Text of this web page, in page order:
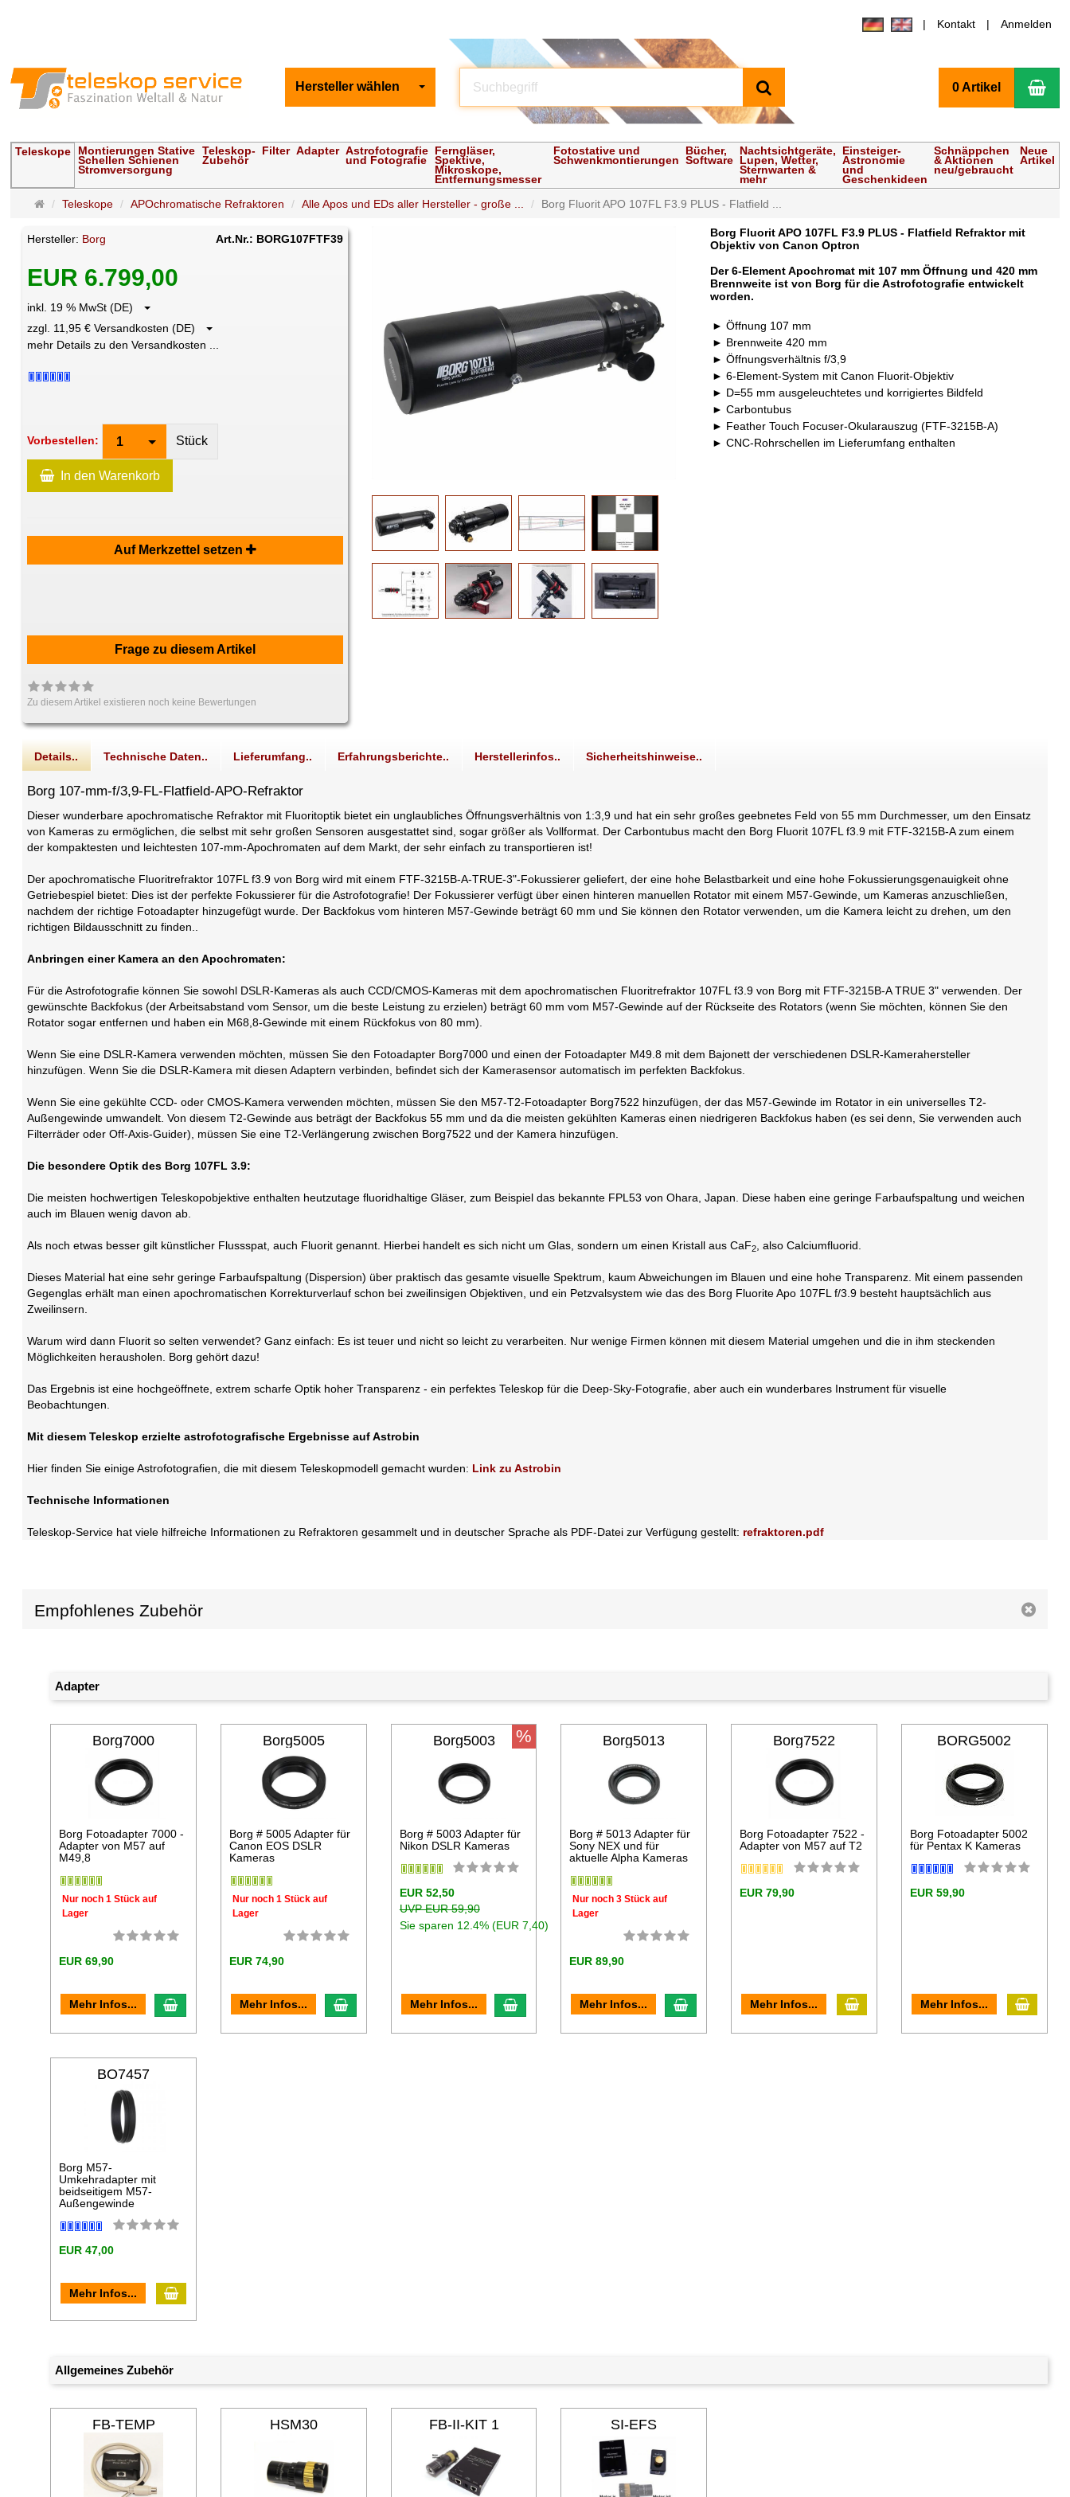
Kontakt Anmelden
Hersteller wählen 0 Artikel
Teleskope Montierungen Stative
Schellen Schienen
Stromversorgung
Teleskop-
Zubehör
Filter Adapter Astrofotografie
und Fotografie
Ferngläser,
Spektive,
Mikroskope,
Entfernungsmesser
Fotostative und
Schwenkmontierungen
Bücher,
Software
Nachtsichtgeräte,
Lupen, Wetter,
Sternwarten &
mehr
Einsteiger-
Astronomie
und
Geschenkideen
Schnäppchen
& Aktionen
neu/gebraucht
Neue
Artikel
Startseite
Teleskope APOchromatische Refraktoren Alle Apos und EDs aller Hersteller - große ... Borg Fluorit APO 107FL F3.9 PLUS - Flatfield ...
Hersteller: Borg Art.Nr.: BORG107FTF39
EUR 6.799,00
inkl. 19 % MwSt (DE)
zzgl. 11,95 € Versandkosten (DE)
mehr Details zu den Versandkosten ...
Vorbestellen: 1 Stück
In den Warenkorb
Auf Merkzettel setzen
Frage zu diesem Artikel
Zu diesem Artikel existieren noch keine Bewertungen
Borg Fluorit APO 107FL F3.9 PLUS - Flatfield Refraktor mit
Objektiv von Canon Optron
Der 6-Element Apochromat mit 107 mm Öffnung und 420 mm
Brennweite ist von Borg für die Astrofotografie entwickelt
worden.
Öffnung 107 mm
Brennweite 420 mm
Öffnungsverhältnis f/3,9
6-Element-System mit Canon Fluorit-Objektiv
D=55 mm ausgeleuchtetes und korrigiertes Bildfeld
Carbontubus
Feather Touch Focuser-Okularauszug (FTF-3215B-A)
CNC-Rohrschellen im Lieferumfang enthalten
Details.. Technische Daten.. Lieferumfang.. Erfahrungsberichte.. Herstellerinfos.. Sicherheitshinweise..
Borg 107-mm-f/3,9-FL-Flatfield-APO-Refraktor
Dieser wunderbare apochromatische Refraktor mit Fluoritoptik bietet ein unglaubliches Öffnungsverhältnis von 1:3,9 und hat ein sehr großes geebnetes Feld von 55 mm Durchmesser, um den Einsatz
von Kameras zu ermöglichen, die selbst mit sehr großen Sensoren ausgestattet sind, sogar größer als Vollformat. Der Carbontubus macht den Borg Fluorit 107FL f3.9 mit FTF-3215B-A zum einem
der kompaktesten und leichtesten 107-mm-Apochromaten auf dem Markt, der sehr einfach zu transportieren ist!
Der apochromatische Fluoritrefraktor 107FL f3.9 von Borg wird mit einem FTF-3215B-A-TRUE-3"-Fokussierer geliefert, der eine hohe Belastbarkeit und eine hohe Fokussierungsgenauigkeit ohne
Getriebespiel bietet: Dies ist der perfekte Fokussierer für die Astrofotografie! Der Fokussierer verfügt über einen hinteren manuellen Rotator mit einem M57-Gewinde, um Kameras anzuschließen,
nachdem der richtige Fotoadapter hinzugefügt wurde. Der Backfokus vom hinteren M57-Gewinde beträgt 60 mm und Sie können den Rotator verwenden, um die Kamera leicht zu drehen, um den
richtigen Bildausschnitt zu finden..
Anbringen einer Kamera an den Apochromaten:
Für die Astrofotografie können Sie sowohl DSLR-Kameras als auch CCD/CMOS-Kameras mit dem apochromatischen Fluoritrefraktor 107FL f3.9 von Borg mit FTF-3215B-A TRUE 3" verwenden. Der
gewünschte Backfokus (der Arbeitsabstand vom Sensor, um die beste Leistung zu erzielen) beträgt 60 mm vom M57-Gewinde auf der Rückseite des Rotators (wenn Sie möchten, können Sie den
Rotator sogar entfernen und haben ein M68,8-Gewinde mit einem Rückfokus von 80 mm).
Wenn Sie eine DSLR-Kamera verwenden möchten, müssen Sie den Fotoadapter Borg7000 und einen der Fotoadapter M49.8 mit dem Bajonett der verschiedenen DSLR-Kamerahersteller
hinzufügen. Wenn Sie die DSLR-Kamera mit diesen Adaptern verbinden, befindet sich der Kamerasensor automatisch im perfekten Backfokus.
Wenn Sie eine gekühlte CCD- oder CMOS-Kamera verwenden möchten, müssen Sie den M57-T2-Fotoadapter Borg7522 hinzufügen, der das M57-Gewinde im Rotator in ein universelles T2-
Außengewinde umwandelt. Von diesem T2-Gewinde aus beträgt der Backfokus 55 mm und da die meisten gekühlten Kameras einen niedrigeren Backfokus haben (es sei denn, Sie verwenden auch
Filterräder oder Off-Axis-Guider), müssen Sie eine T2-Verlängerung zwischen Borg7522 und der Kamera hinzufügen.
Die besondere Optik des Borg 107FL 3.9:
Die meisten hochwertigen Teleskopobjektive enthalten heutzutage fluoridhaltige Gläser, zum Beispiel das bekannte FPL53 von Ohara, Japan. Diese haben eine geringe Farbaufspaltung und weichen
auch im Blauen wenig davon ab.
Als noch etwas besser gilt künstlicher Flussspat, auch Fluorit genannt. Hierbei handelt es sich nicht um Glas, sondern um einen Kristall aus CaF2 , also Calciumfluorid.
Dieses Material hat eine sehr geringe Farbaufspaltung (Dispersion) über praktisch das gesamte visuelle Spektrum, kaum Abweichungen im Blauen und eine hohe Transparenz. Mit einem passenden
Gegenglas erhält man einen apochromatischen Korrekturverlauf schon bei zweilinsigen Objektiven, und ein Petzvalsystem wie das des Borg Fluorite Apo 107FL f/3.9 besteht hauptsächlich aus
Zweilinsern.
Warum wird dann Fluorit so selten verwendet? Ganz einfach: Es ist teuer und nicht so leicht zu verarbeiten. Nur wenige Firmen können mit diesem Material umgehen und die in ihm steckenden
Möglichkeiten herausholen. Borg gehört dazu!
Das Ergebnis ist eine hochgeöffnete, extrem scharfe Optik hoher Transparenz - ein perfektes Teleskop für die Deep-Sky-Fotografie, aber auch ein wunderbares Instrument für visuelle
Beobachtungen.
Mit diesem Teleskop erzielte astrofotografische Ergebnisse auf Astrobin
Hier finden Sie einige Astrofotografien, die mit diesem Teleskopmodell gemacht wurden: Link zu Astrobin
Technische Informationen
Teleskop-Service hat viele hilfreiche Informationen zu Refraktoren gesammelt und in deutscher Sprache als PDF-Datei zur Verfügung gestellt: refraktoren.pdf
Empfohlenes Zubehör
Adapter
Borg7000
Borg Fotoadapter 7000 -
Adapter von M57 auf
M49,8
Nur noch 1 Stück auf
Lager
EUR 69,90
Mehr Infos... In den Warenkorb
Borg5005
Borg # 5005 Adapter für
Canon EOS DSLR
Kameras
Nur noch 1 Stück auf
Lager
EUR 74,90
Mehr Infos... In den Warenkorb
Borg5003
Borg # 5003 Adapter für
Nikon DSLR Kameras
EUR 52,50
UVP EUR 59,90
Sie sparen 12.4% (EUR 7,40)
Mehr Infos... In den Warenkorb
% Borg5013
Borg # 5013 Adapter für
Sony NEX und für
aktuelle Alpha Kameras
Nur noch 3 Stück auf
Lager
EUR 89,90
Mehr Infos... In den Warenkorb
Borg7522
Borg Fotoadapter 7522 -
Adapter von M57 auf T2
EUR 79,90
Mehr Infos... In den Warenkorb
BORG5002
Borg Fotoadapter 5002
für Pentax K Kameras
EUR 59,90
Mehr Infos... In den
BO7457
Borg M57-
Umkehradapter mit
beidseitigem M57-
Außengewinde
EUR 47,00
Mehr Infos... In den Warenkorb
Allgemeines Zubehör
FB-TEMP HSM30 FB-II-KIT 1 SI-EFS